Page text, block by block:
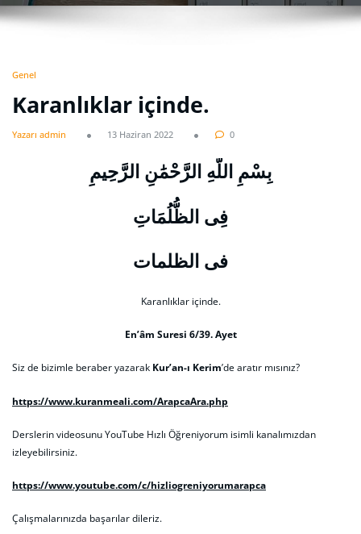
Genel
Karanlıklar içinde.
Yazarı admin 13 Haziran 2022 0
بِسْمِ اللَّهِ الرَّحْمَٰنِ الرَّحِيمِ
فِى الظُّلُمَاتِ
فى الظلمات
Karanlıklar içinde.
En’âm Suresi 6/39. Ayet
Siz de bizimle beraber yazarak Kur’an-ı Kerim’de aratır mısınız?
https://www.kuranmeali.com/ArapcaAra.php
Derslerin videosunu YouTube Hızlı Öğreniyorum isimli kanalımızdan
izleyebilirsiniz.
https://www.youtube.com/c/hizliogreniyorumarapca
Çalışmalarınızda başarılar dileriz.